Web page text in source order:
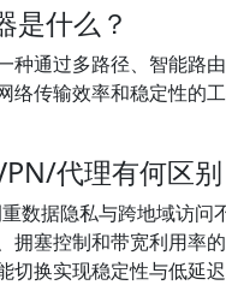
是什么？
种通过多路径、智能路
络传输效率和稳定性的
代理有何区别
数据隐私与跨地域访问
拥塞控制和带宽利用率
切换实现稳定性与低延迟